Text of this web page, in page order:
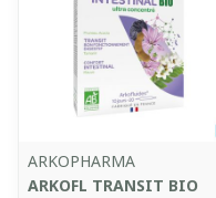
ARKOPHARMA
ARKOFL TRANSIT BIO